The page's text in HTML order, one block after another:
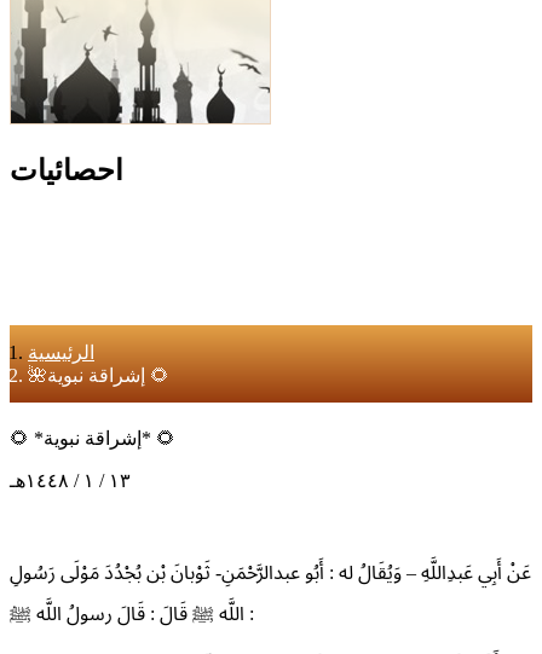
احصائيات
الرئيسية
🌺إشراقة نبوية 🌻
🌻 *إشراقة نبوية* 🌻
١٣ / ١ / ١٤٤٨هـ
عَنْ أَبِي عَبدِاللَّهِ – وَيُقَالُ له : أَبُو عبدالرَّحْمَنِ- ثَوْبانَ بْن بُجْدُدَ مَوْلَى رَسُولِ
اللَّه ﷺ قَالَ : قَالَ رسولُ اللَّه ﷺ :